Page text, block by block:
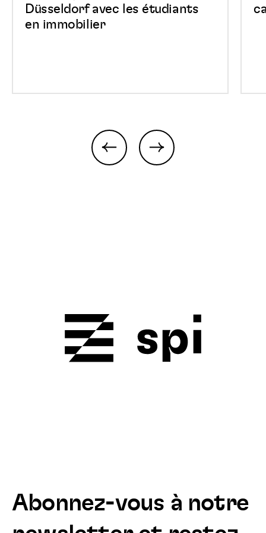
Düsseldorf avec les étudiants
en immobilier
immobilier
Park
previous
next
Abonnez-vous à notre